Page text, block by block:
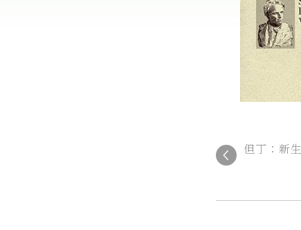
但丁：新生